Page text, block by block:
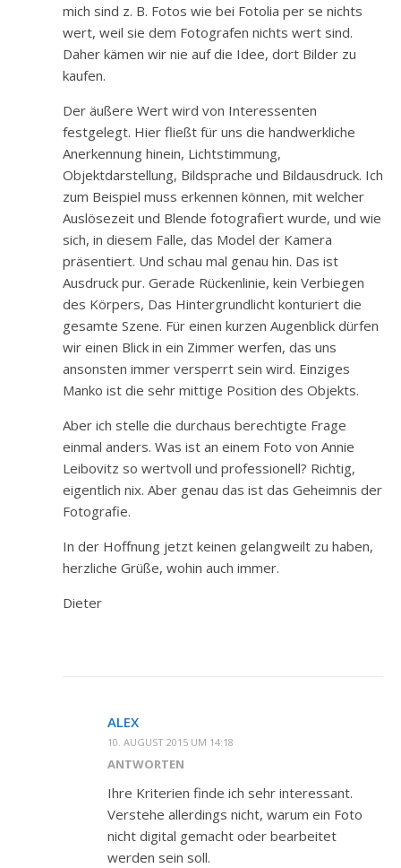
mich sind z. B. Fotos wie bei Fotolia per se nichts
wert, weil sie dem Fotografen nichts wert sind.
Daher kämen wir nie auf die Idee, dort Bilder zu
kaufen.
Der äußere Wert wird von Interessenten
festgelegt. Hier fließt für uns die handwerkliche
Anerkennung hinein, Lichtstimmung,
Objektdarstellung, Bildsprache und Bildausdruck. Ich
zum Beispiel muss erkennen können, mit welcher
Auslösezeit und Blende fotografiert wurde, und wie
sich, in diesem Falle, das Model der Kamera
präsentiert. Und schau mal genau hin. Das ist
Ausdruck pur. Gerade Rückenlinie, kein Verbiegen
des Körpers, Das Hintergrundlicht konturiert die
gesamte Szene. Für einen kurzen Augenblick dürfen
wir einen Blick in ein Zimmer werfen, das uns
ansonsten immer versperrt sein wird. Einziges
Manko ist die sehr mittige Position des Objekts.
Aber ich stelle die durchaus berechtigte Frage
einmal anders. Was ist an einem Foto von Annie
Leibovitz so wertvoll und professionell? Richtig,
eigentlich nix. Aber genau das ist das Geheimnis der
Fotografie.
In der Hoffnung jetzt keinen gelangweilt zu haben,
herzliche Grüße, wohin auch immer.
Dieter
ALEX
10. AUGUST 2015 UM 14:18
ANTWORTEN
Ihre Kriterien finde ich sehr interessant.
Verstehe allerdings nicht, warum ein Foto
nicht digital gemacht oder bearbeitet
werden sein soll.